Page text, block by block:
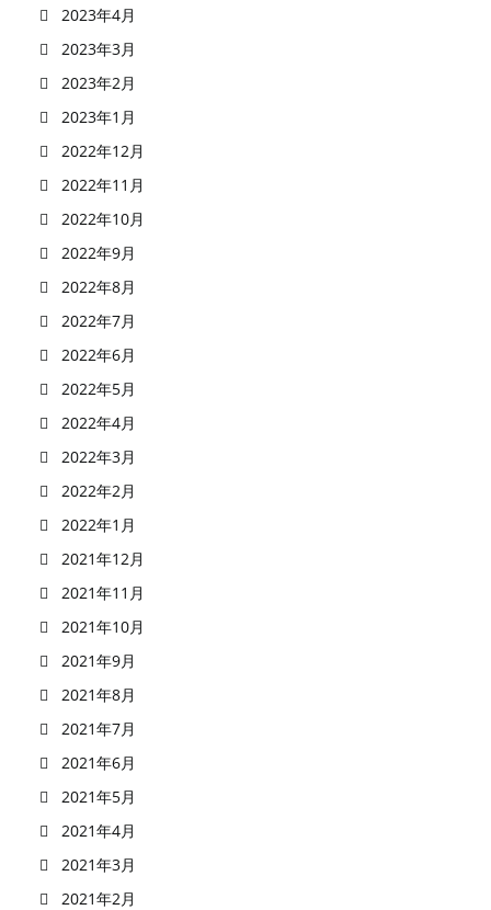
2023年4月
2023年3月
2023年2月
2023年1月
2022年12月
2022年11月
2022年10月
2022年9月
2022年8月
2022年7月
2022年6月
2022年5月
2022年4月
2022年3月
2022年2月
2022年1月
2021年12月
2021年11月
2021年10月
2021年9月
2021年8月
2021年7月
2021年6月
2021年5月
2021年4月
2021年3月
2021年2月